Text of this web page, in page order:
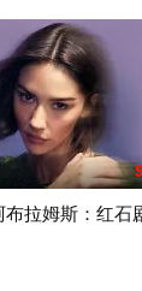
在街头还是家中
布拉姆斯：红石